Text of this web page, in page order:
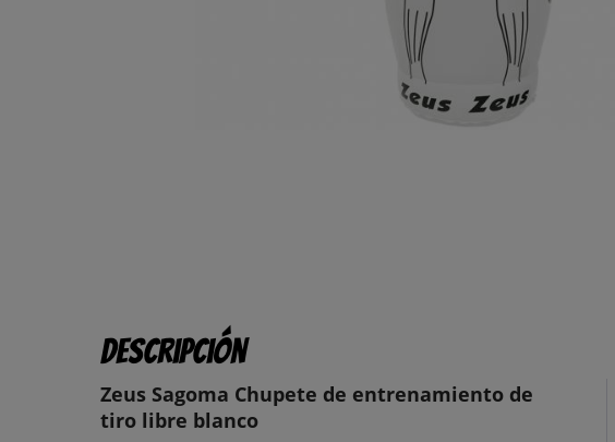
Descripción
Zeus Sagoma Chupete de entrenamiento de
tiro libre blanco